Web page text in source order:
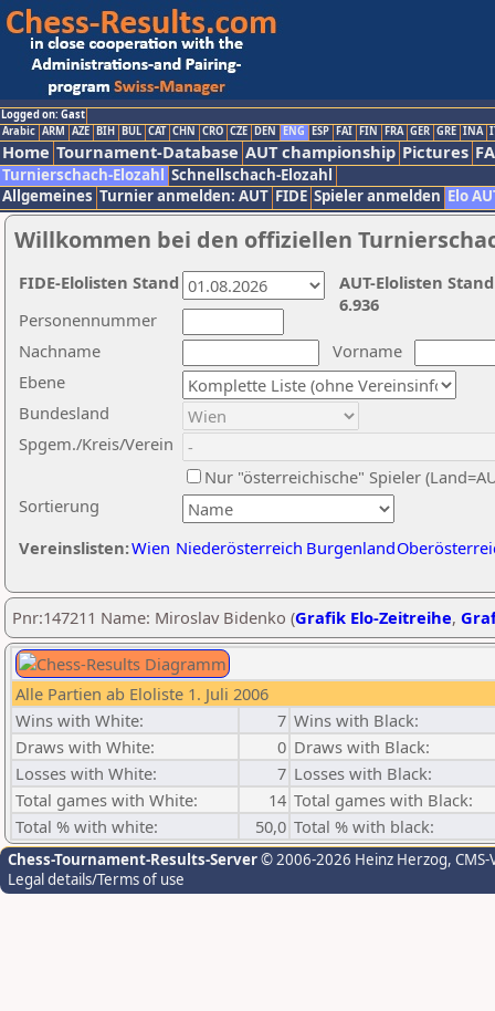
Logged on: Gast
Arabic ARM AZE BIH BUL CAT CHN CRO CZE DEN ENG ESP FAI FIN FRA GER GRE INA
Home Tournament-Database AUT championship Pictures
Turnierschach-Elozahl Schnellschach-Elozahl
Allgemeines Turnier anmelden: AUT FIDE Spieler anmelden Elo
Willkommen bei den offiziellen
Nachname
Vorname
Ebene
Sortierung
Personennummer
Bundesland
Spgem./Kreis/Verein
Nur "österreichische" Spieler
Vereinslisten:Wien Niederösterreich Burgenland
AUT-Elolisten
6.936
FIDE-Elolisten Stand
Pnr:147211 Name: Miroslav Bidenko (Grafik Elo-Zeitreihe,
Alle Partien ab Eloliste 1. Juli 2006
Wins with White:
7 Wins with Black:
Draws with White:
0 Draws with Black:
Losses with White:
7 Losses with Black:
Total games with White:
14 Total games with Black:
Total % with white:
50,0 Total % with black:
Chess-Tournament-Results-Server© 2006-2026 Heinz Herzog,
Legal details/Terms of use